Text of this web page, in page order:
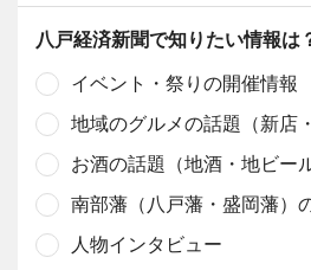
八戸経済新聞で知りたい情報は
イベント・祭りの開催情報
地域のグルメの話題（新店
お酒の話題（地酒・地ビー
南部藩（八戸藩・盛岡藩）
人物インタビュー